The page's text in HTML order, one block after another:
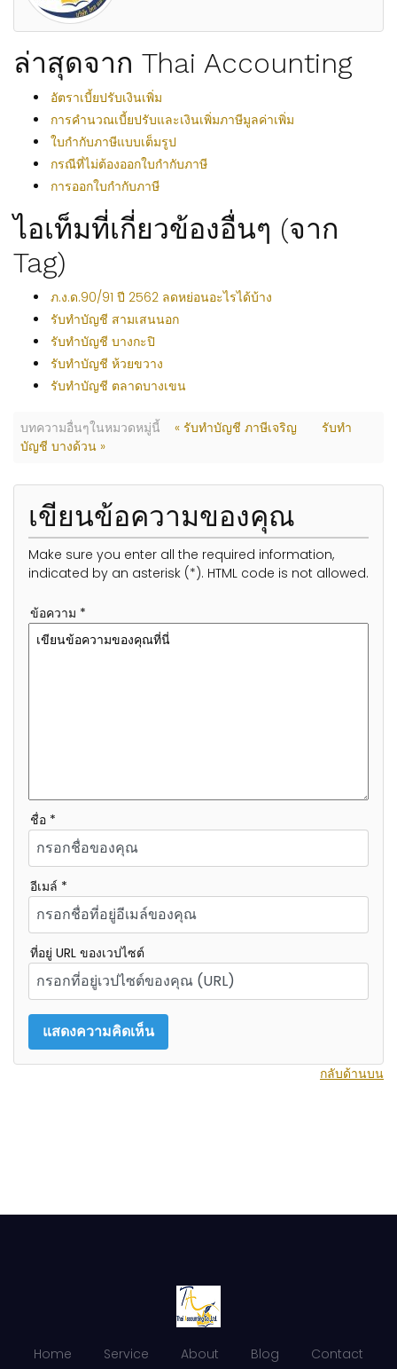
ล่าสุดจาก Thai Accounting
อัตราเบี้ยปรับเงินเพิ่ม
การคำนวณเบี้ยปรับและเงินเพิ่มภาษีมูลค่าเพิ่ม
ใบกำกับภาษีแบบเต็มรูป
กรณีที่ไม่ต้องออกใบกำกับภาษี
การออกใบกำกับภาษี
ไอเท็มที่เกี่ยวข้องอื่นๆ (จาก
Tag)
ภ.ง.ด.90/91 ปี 2562 ลดหย่อนอะไรได้บ้าง
รับทำบัญชี สามเสนนอก
รับทำบัญชี บางกะปิ
รับทำบัญชี ห้วยขวาง
รับทำบัญชี ตลาดบางเขน
บทความอื่นๆในหมวดหมู่นี้ « รับทำบัญชี ภาษีเจริญ
รับทำ
บัญชี บางด้วน »
เขียนข้อความของคุณ
Make sure you enter all the required information,
indicated by an asterisk (*). HTML code is not allowed.
ข้อความ *
ชื่อ *
อีเมล์ *
ที่อยู่ URL ของเวปไซต์
กลับด้านบน
Home Service About Blog Contact